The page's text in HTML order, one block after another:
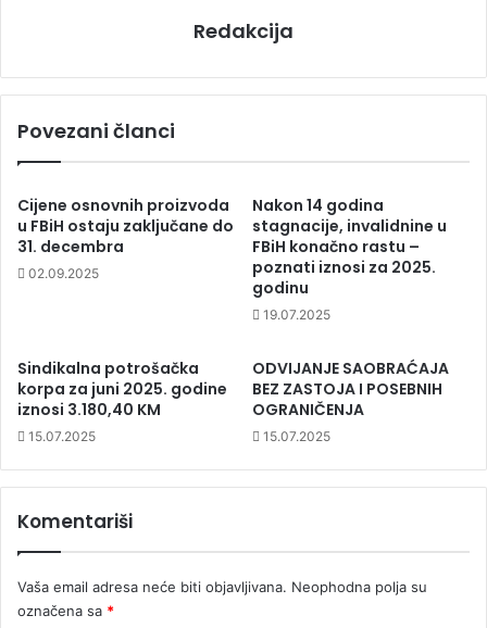
Redakcija
Povezani članci
Cijene osnovnih proizvoda
u FBiH ostaju zaključane do
31. decembra
02.09.2025
Nakon 14 godina
stagnacije, invalidnine u
FBiH konačno rastu –
poznati iznosi za 2025.
godinu
19.07.2025
Sindikalna potrošačka
korpa za juni 2025. godine
iznosi 3.180,40 KM
15.07.2025
ODVIJANJE SAOBRAĆAJA
BEZ ZASTOJA I POSEBNIH
OGRANIČENJA
15.07.2025
Komentariši
Vaša email adresa neće biti objavljivana. Neophodna polja su
označena sa *